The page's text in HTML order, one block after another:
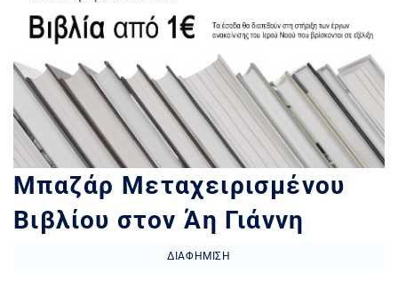
Μπαζάρ Μεταχειρισμένου
Βιβλίου στον Άη Γιάννη
ΔΙΑΦΉΜΙΣΗ